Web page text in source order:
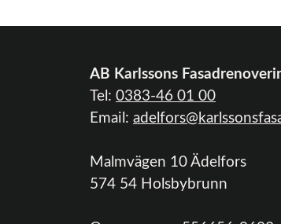
AB Karlssons
Tel: 0383-46 01 00
Email:
Malmvägen 10 Ädelfors
574 54 Holsbybrunn